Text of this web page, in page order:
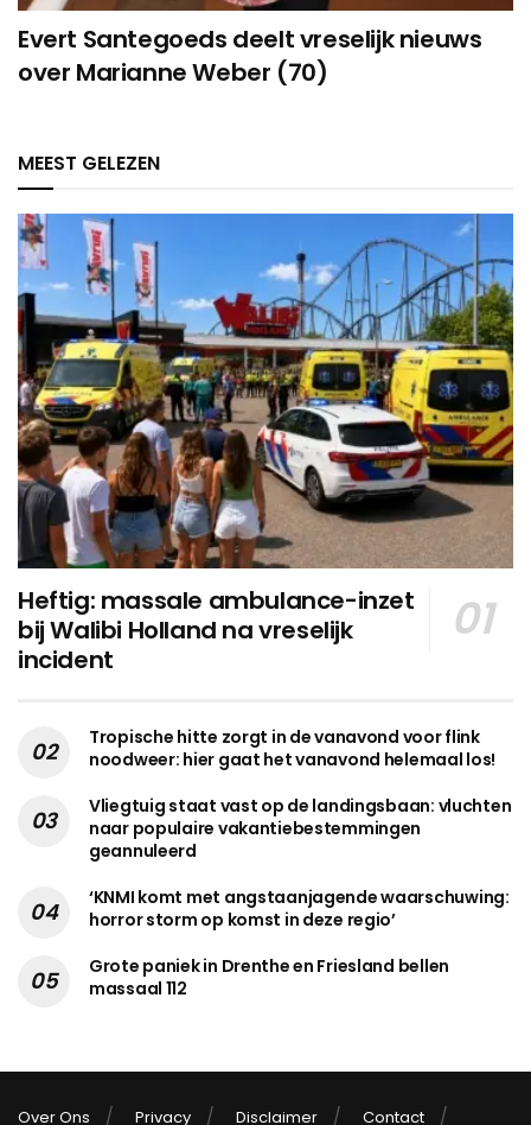
Evert Santegoeds deelt vreselijk nieuws
over Marianne Weber (70)
MEEST GELEZEN
Heftig: massale ambulance-inzet
bij Walibi Holland na vreselijk
incident
Tropische hitte zorgt in de vanavond voor flink
noodweer: hier gaat het vanavond helemaal los!
Vliegtuig staat vast op de landingsbaan: vluchten
naar populaire vakantiebestemmingen
geannuleerd
‘KNMI komt met angstaanjagende waarschuwing:
horror storm op komst in deze regio’
Grote paniek in Drenthe en Friesland bellen
massaal 112
Over Ons Privacy Disclaimer Contact